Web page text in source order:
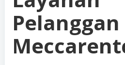
Pelanggan